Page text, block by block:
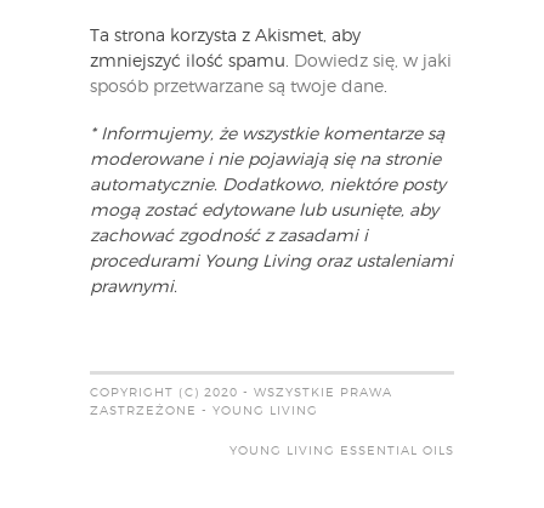
Ta strona korzysta z Akismet, aby
zmniejszyć ilość spamu. Dowiedz się, w jaki
sposób przetwarzane są twoje dane.
* Informujemy, że wszystkie komentarze są
moderowane i nie pojawiają się na stronie
automatycznie. Dodatkowo, niektóre posty
mogą zostać edytowane lub usunięte, aby
zachować zgodność z zasadami i
procedurami Young Living oraz ustaleniami
prawnymi.
COPYRIGHT (C) 2020 - WSZYSTKIE PRAWA
ZASTRZEŻONE - YOUNG LIVING
YOUNG LIVING ESSENTIAL OILS